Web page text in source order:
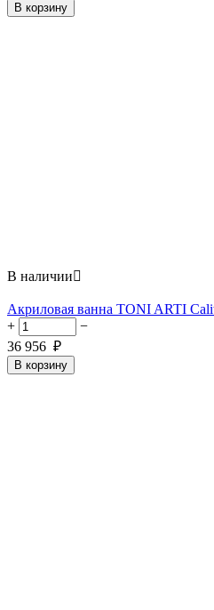
В корзину
В наличии
Акриловая ванна TONI ARTI
+
−
36 956 ₽
В корзину